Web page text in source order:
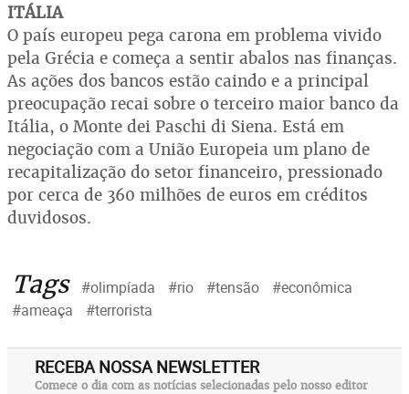
ITÁLIA
O país europeu pega carona em problema vivido
pela Grécia e começa a sentir abalos nas finanças.
As ações dos bancos estão caindo e a principal
preocupação recai sobre o terceiro maior banco da
Itália, o Monte dei Paschi di Siena. Está em
negociação com a União Europeia um plano de
recapitalização do setor financeiro, pressionado
por cerca de 360 milhões de euros em créditos
duvidosos.
Tags #olimpíada #rio #tensão
#econômica
#ameaça
#terrorista
RECEBA NOSSA NEWSLETTER
Comece o dia com as notícias selecionadas pelo nosso editor